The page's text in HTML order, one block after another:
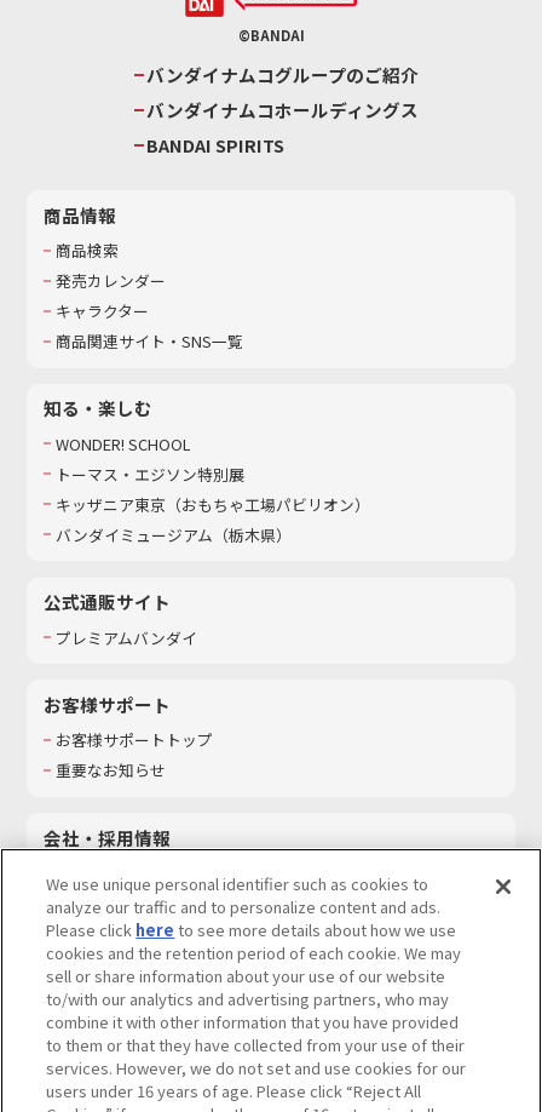
©BANDAI
バンダイナムコグループのご紹介
バンダイナムコホールディングス
BANDAI SPIRITS
商品情報
商品検索
発売カレンダー
キャラクター
商品関連サイト・SNS一覧
知る・楽しむ
WONDER! SCHOOL
トーマス・エジソン特別展
キッザニア東京（おもちゃ工場パビリオン）​
バンダイミュージアム（栃木県）
公式通販サイト
プレミアムバンダイ
お客様サポート
お客様サポートトップ
重要なお知らせ
会社・採用情報
採用情報
サステナビリティ
お問い合わせ
ウェブサイトご利用条件 ソーシャルメディアポリシー
We use unique personal identifier such as cookies to
analyze our traffic and to personalize content and ads.
Please click here to see more details about how we use
cookies and the retention period of each cookie. We may
sell or share information about your use of our website
to/with our analytics and advertising partners, who may
combine it with other information that you have provided
to them or that they have collected from your use of their
services. However, we do not set and use cookies for our
users under 16 years of age. Please click “Reject All